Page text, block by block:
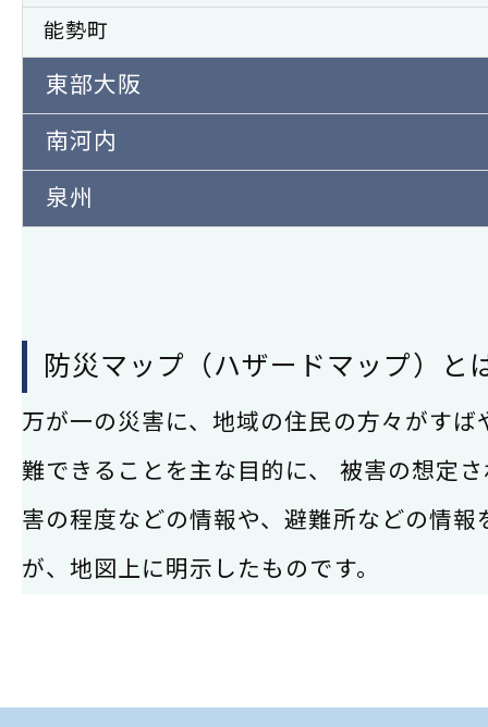
能勢町
東部大阪
南河内
泉州
防災マップ（ハザードマップ）と
万が一の災害に、地域の住民の方々がすば
難できることを主な目的に、 被害の想定
害の程度などの情報や、避難所などの情報
が、地図上に明示したものです。